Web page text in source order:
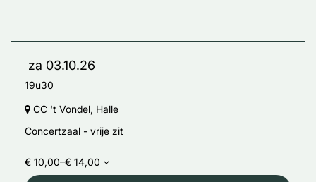
za 03.10.26
19u30
CC 't Vondel, Halle
Concertzaal - vrije zit
€ 10,00–€ 14,00